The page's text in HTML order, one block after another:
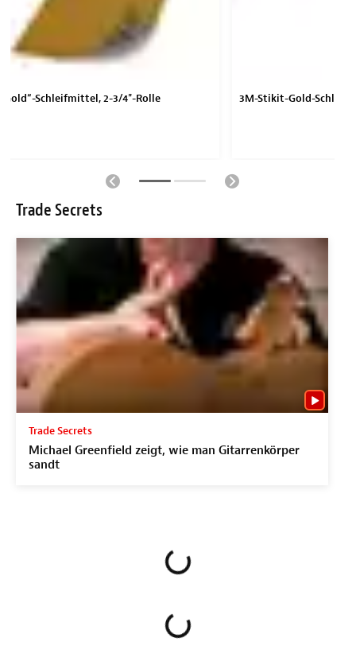
Gold“-Schleifmittel, 2-3/4"-Rolle 3M-Stikit-Gold-
Trade Secrets
Trade Secrets
Michael Greenfield zeigt, wie man Gitarrenkörper
sandt